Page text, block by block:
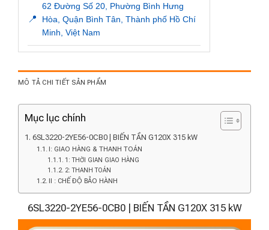
📍
62 Đường Số 20, Phường Bình Hưng
Hòa, Quận Bình Tân, Thành phố Hồ Chí
Minh, Việt Nam
MÔ TẢ CHI TIẾT SẢN PHẨM
Mục lục chính
6SL3220-2YE56-0CB0 | BIẾN TẦN G120X 315 kW
I: GIAO HÀNG & THANH TOÁN
1: THỜI GIAN GIAO HÀNG
2: THANH TOÁN
II : CHẾ ĐỘ BẢO HÀNH
6SL3220-2YE56-0CB0 | BIẾN TẦN G120X 315 kW